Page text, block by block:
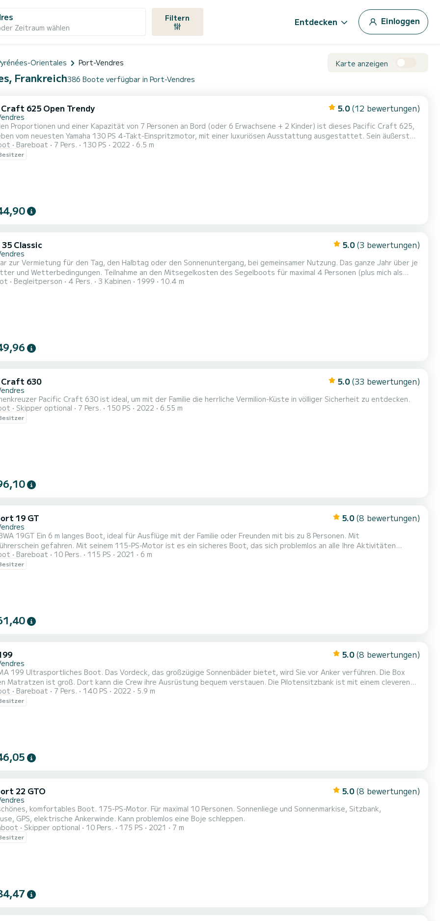
Zeitraum wählen
Filtern Entdecken Einloggen
Orientales Port-Vendres Karte anzeigen
Frankreich386 Boote verfügbar in Port-Vendres
625 Open Trendy 5.0 (12 bewertungen)
Proportionen und einer Kapazität von 7 Personen an Bord (oder 6 Erwachsene + 2 Kinder) ist dieses Pacific Craft 625,
vom neuesten Yamaha 130 PS 4-Takt-Einspritzmotor, mit einer luxuriösen Ausstattung ausgestattet. Sein äußerst
und komfortabler Rumpf im Meer macht dieses französische Offene Boot derzeit zum Maßstab auf dem Markt in
Bareboat 7 Pers. 130 PS 2022 6.5 m
Classic 5.0 (3 bewertungen)
zur Vermietung für den Tag, den Halbtag oder den Sonnenuntergang, bei gemeinsamer Nutzung. Das ganze Jahr über je
und Wetterbedingungen. Teilnahme an den Mitsegelkosten des Segelboots für maximal 4 Personen (plus mich als
- auf Vorschlag und Austausch je nach gewünschten Leistungen. Hallo zusammen, ich lade Sie ein, das Segeln und die
Begleitperson 4 Pers. 3 Kabinen 1999 10.4 m
630 5.0 (33 bewertungen)
Pacific Craft 630 ist ideal, um mit der Familie die herrliche Vermilion-Küste in völliger Sicherheit zu entdecken.
Skipper optional 7 Pers. 150 PS 2022 6.55 m
19 GT 5.0 (8 bewertungen)
19GT Ein 6 m langes Boot, ideal für Ausflüge mit der Familie oder Freunden mit bis zu 8 Personen. Mit
gefahren. Mit seinem 115-PS-Motor ist es ein sicheres Boot, das sich problemlos an alle Ihre Aktivitäten
Schleppsport, Spaziergänge usw.). Dieses Boot ist mit einer Sonnenliege zum Entspannen, einer Sitzbank und
ausgestattet.
Bareboat 10 Pers. 115 PS 2021 6 m
5.0 (8 bewertungen)
Matratzen ist groß. Dort kann die Crew ihre Ausrüstung bequem verstauen. Die Pilotensitzbank ist mit einem cleveren
ausgestattet. Sobald das Boot vor Anker liegt, verwandelt sich der Steuermannssitz durch eine einfache Drehung in
Bank mit Blick nach hinten, wodurch ein geselliger Salon entsteht. Außerdem ausgestattet mit Bimini, Sonnenl...
Bareboat 7 Pers. 140 PS 2022 5.9 m
22 GTO 5.0 (8 bewertungen)
komfortables Boot. 175-PS-Motor. Für maximal 10 Personen. Sonnenliege und Sonnenmarkise, Sitzbank,
GPS, elektrische Ankerwinde. Kann problemlos eine Boje schleppen.
Skipper optional 10 Pers. 175 PS 2021 7 m